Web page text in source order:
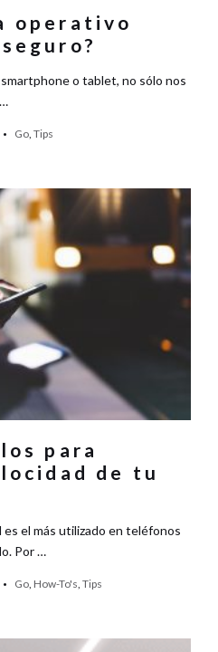
operativo
o tablet, no sólo nos
Go, Tips
para
de tu
el más utilizado en teléfonos
Por …
Go, How-To's, Tips